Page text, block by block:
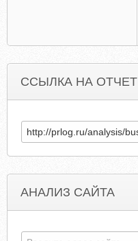
ССЫЛКА НА ОТЧЕТ
АНАЛИЗ САЙТА